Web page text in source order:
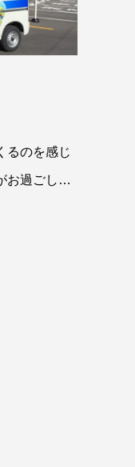
るのを感じ
お過ごしで
ンウイー